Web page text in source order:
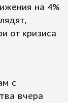
на 4%
от кризиса
с
вчера